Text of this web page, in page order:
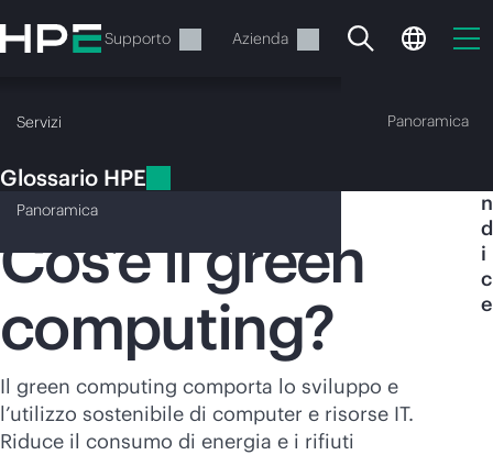
al
contenuto
Servizi Supporto Azienda
Servizi
Il carrello è attualmente
vuoto
Vai al negozio HPE per sfogliare, configurare e
ordinare.
Glossario HPE Panoramica
Panoramica
Glossario HPE
Green computing
Cos’è il green
computing?
Il green computing comporta lo sviluppo e
l’utilizzo sostenibile di computer e risorse IT.
Riduce il consumo di energia e i rifiuti
n
d
i
c
e